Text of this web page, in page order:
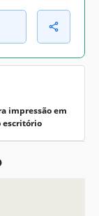
impressão em
escritório